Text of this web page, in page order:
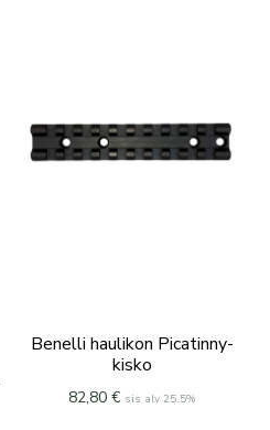
Benelli haulikon Picatinny-
kisko
82,80 € sis alv 25.5%